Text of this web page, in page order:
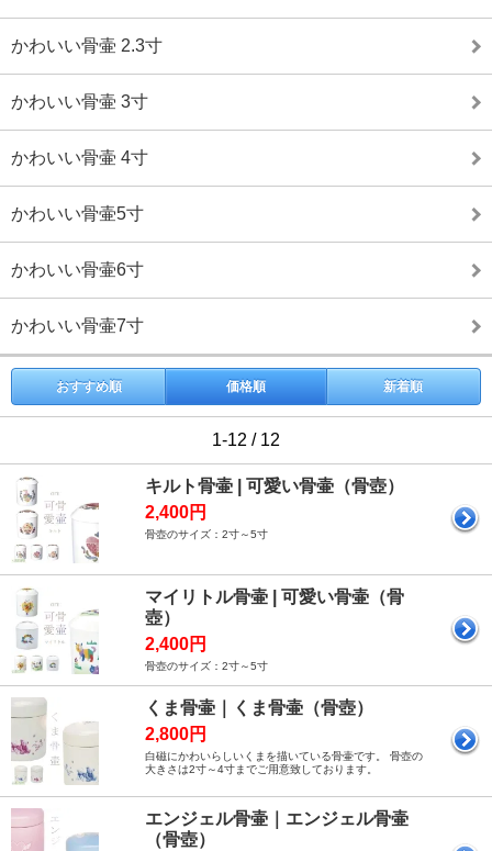
かわいい骨壷 2.3寸
かわいい骨壷 3寸
かわいい骨壷 4寸
かわいい骨壷5寸
かわいい骨壷6寸
かわいい骨壷7寸
おすすめ順 価格順 新着順
1-12 / 12
キルト骨壷 | 可愛い骨壷（骨壺）
2,400円
骨壺のサイズ：2寸～5寸
マイリトル骨壷 | 可愛い骨壷（骨
壺）
2,400円
骨壺のサイズ：2寸～5寸
くま骨壷｜くま骨壷（骨壺）
2,800円
白磁にかわいらしいくまを描いている骨壷です。 骨壺の
大きさは2寸～4寸までご用意致しております。
エンジェル骨壷｜エンジェル骨壷
（骨壺）